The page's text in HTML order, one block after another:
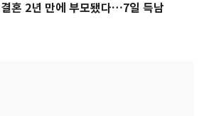
결혼 2년 만에 부모됐다…7일 득남